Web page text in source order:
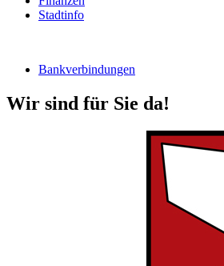
Stadtinfo
Bankverbindungen
Wir sind für Sie da!